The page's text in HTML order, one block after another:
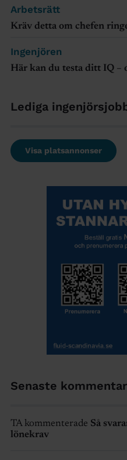
Arbetsrätt
Kräv detta om chefen
Ingenjören
Här kan du testa ditt IQ –
Lediga
Visa platsannonser
Senaste
TA kommenterade Så
lönekrav